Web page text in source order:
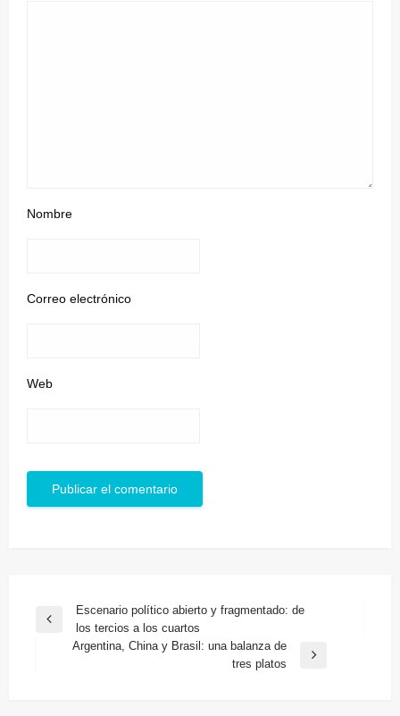
Nombre
Correo electrónico
Web
Navegación
Entrada
Escenario político abierto y fragmentado: de
los tercios a los cuartos
Argentina, China y Brasil: una balanza de
tres platos